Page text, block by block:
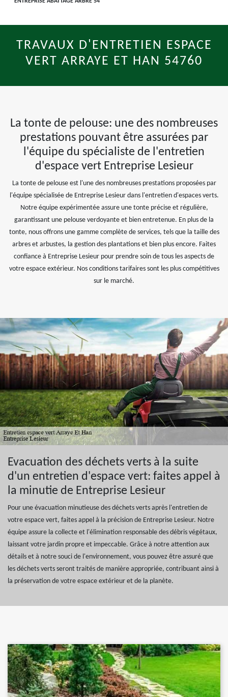
TRAVAUX D'ENTRETIEN ESPACE
VERT ARRAYE ET HAN 54760
La tonte de pelouse: une des nombreuses
prestations pouvant être assurées par
l'équipe du spécialiste de l'entretien
d'espace vert Entreprise Lesieur
La tonte de pelouse est l'une des nombreuses prestations proposées par
l'équipe spécialisée de Entreprise Lesieur dans l'entretien d'espaces verts.
Notre équipe expérimentée assure une tonte précise et régulière,
garantissant une pelouse verdoyante et bien entretenue. En plus de la
tonte, nous offrons une gamme complète de services, tels que la taille des
arbres et arbustes, la gestion des plantations et bien plus encore. Faites
confiance à Entreprise Lesieur pour prendre soin de tous les aspects de
votre espace extérieur. Nos conditions tarifaires sont les plus compétitives
sur le marché.
Evacuation des déchets verts à la suite
d'un entretien d'espace vert: faites appel à
la minutie de Entreprise Lesieur
Pour une évacuation minutieuse des déchets verts après l'entretien de
votre espace vert, faites appel à la précision de Entreprise Lesieur. Notre
équipe assure la collecte et l'élimination responsable des débris végétaux,
laissant votre jardin propre et impeccable. Grâce à notre attention aux
détails et à notre souci de l'environnement, vous pouvez être assuré que
les déchets verts seront traités de manière appropriée, contribuant ainsi à
la préservation de votre espace extérieur et de la planète.